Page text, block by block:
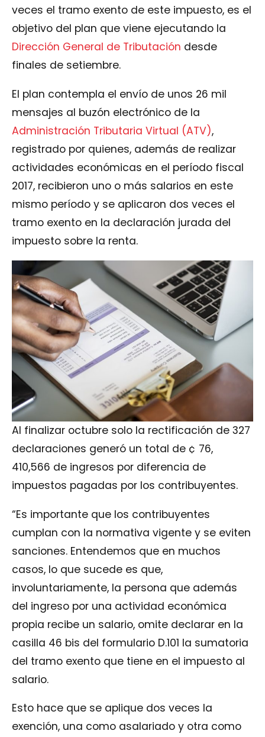
veces el tramo exento de este impuesto, es el
objetivo del plan que viene ejecutando la
Dirección General de Tributación desde
finales de setiembre.
El plan contempla el envío de unos 26 mil
mensajes al buzón electrónico de la
Administración Tributaria Virtual (ATV),
registrado por quienes, además de realizar
actividades económicas en el período fiscal
2017, recibieron uno o más salarios en este
mismo período y se aplicaron dos veces el
tramo exento en la declaración jurada del
impuesto sobre la renta.
Al finalizar octubre solo la rectificación de 327
declaraciones generó un total de ¢ 76,
410,566 de ingresos por diferencia de
impuestos pagadas por los contribuyentes.
“Es importante que los contribuyentes
cumplan con la normativa vigente y se eviten
sanciones. Entendemos que en muchos
casos, lo que sucede es que,
involuntariamente, la persona que además
del ingreso por una actividad económica
propia recibe un salario, omite declarar en la
casilla 46 bis del formulario D.101 la sumatoria
del tramo exento que tiene en el impuesto al
salario.
Esto hace que se aplique dos veces la
exención, una como asalariado y otra como